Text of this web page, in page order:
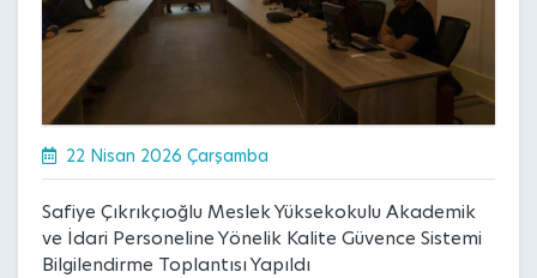
22 Nisan 2026 Çarşamba
Safiye Çıkrıkçıoğlu Meslek Yüksekokulu Akademik
ve İdari Personeline Yönelik Kalite Güvence Sistemi
Bilgilendirme Toplantısı Yapıldı